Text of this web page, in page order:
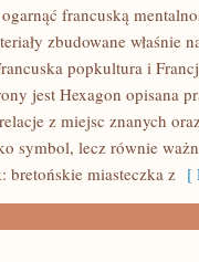
francuską
zbudowane właśnie
popkultura i
jest Hexagon opisana
z miejsc znanych
symbol, lecz równie
bretońskie miasteczka z [